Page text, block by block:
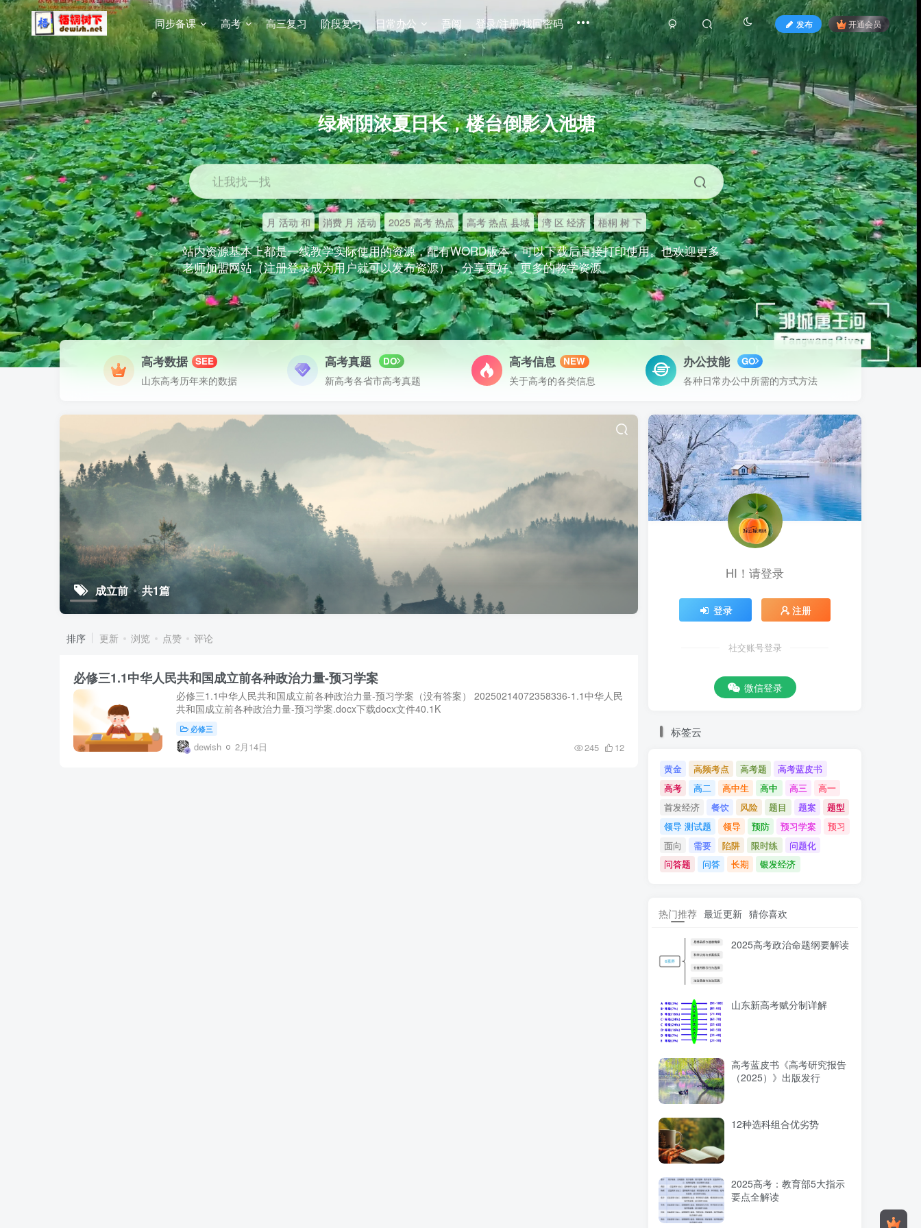
同步备课 高考 高三复习 阶段复习 日常办公 吾阅 登录/注册/找回密码 发布 开通会员
绿树阴浓夏日长，楼台倒影入池塘
让我找一找
月 活动 和 消费 月 活动 2025 高考 热点 高考 热点 县域 湾 区 经济 梧桐 树 下
站内资源基本上都是一线教学实际使用的资源，配有WORD版本，可以下载后直接打印使用。也欢迎更多
老师加盟网站（注册登录成为用户就可以发布资源），分享更好、更多的教学资源。
高考数据 SEE
山东高考历年来的数据
高考真题 DO
新高考各省市高考真题
高考信息 NEW
关于高考的各类信息
办公技能 GO
各种日常办公中所需的方式方法
成立前 共1篇
排序 更新 浏览 点赞 评论
必修三1.1中华人民共和国成立前各种政治力量-预习学案
必修三1.1中华人民共和国成立前各种政治力量-预习学案（没有答案） 20250214072358336-1.1中华人民
共和国成立前各种政治力量-预习学案.docx下载docx文件40.1K
必修三
dewish 2月14日 245 12
HI！请登录
登录 注册
社交账号登录
微信登录
标签云
黄金 高频考点 高考题
高考蓝皮书
高考
高二 高中生 高中 高三
高一
首发经济
餐饮 风险 题目 题案
题型
领导 测试题
领导 预防 预习学案
预习
面向
需要 陷阱 限时练
问题化
问答题
问答 长期 银发经济
热门推荐 最近更新 猜你喜欢
2025高考政治命题纲要解读
山东新高考赋分制详解
高考蓝皮书《高考研究报告
（2025）》出版发行
12种选科组合优劣势
2025高考：教育部5大指示
要点全解读